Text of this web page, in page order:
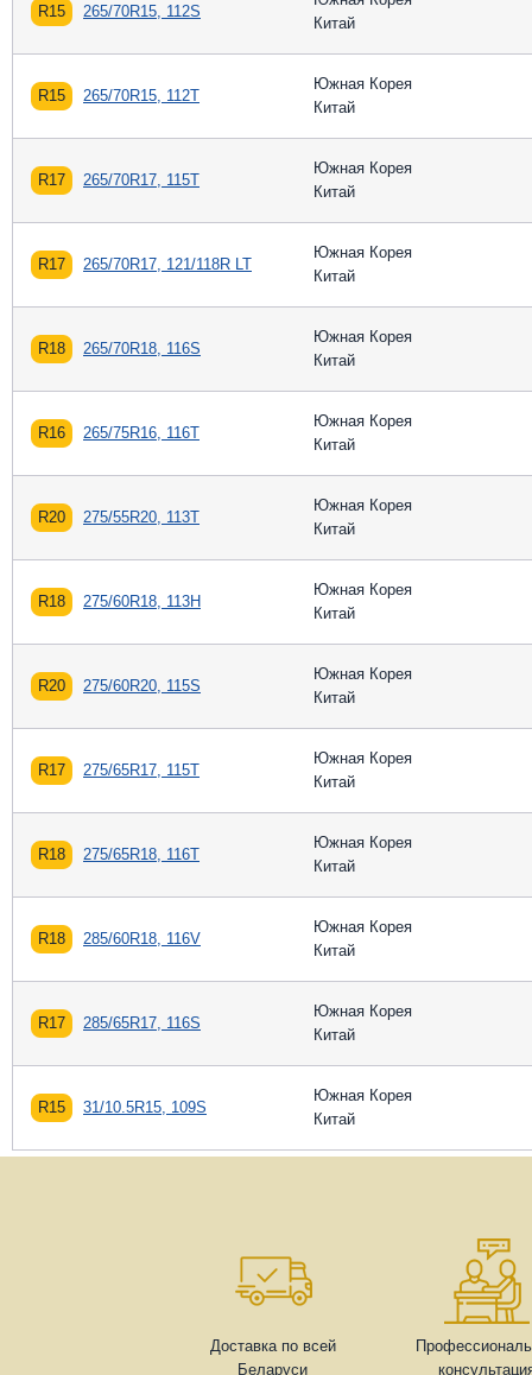
R15 265/70R15, 112S
Китай
R15 265/70R15, 112T
Южная Корея
Китай
R17 265/70R17, 115T
Южная Корея
Китай
R17 265/70R17, 121/118R LT
Южная Корея
Китай
R18 265/70R18, 116S
Южная Корея
Китай
R16 265/75R16, 116T
Южная Корея
Китай
R20 275/55R20, 113T
Южная Корея
Китай
R18 275/60R18, 113H
Южная Корея
Китай
R20 275/60R20, 115S
Южная Корея
Китай
R17 275/65R17, 115T
Южная Корея
Китай
R18 275/65R18, 116T
Южная Корея
Китай
R18 285/60R18, 116V
Южная Корея
Китай
R17 285/65R17, 116S
Южная Корея
Китай
R15 31/10.5R15, 109S
Южная Корея
Китай
Доставка по всей
Беларуси